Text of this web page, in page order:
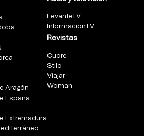
Aragón
España
Extremadura
LevanteTV
InformacionTV
Revistas
Cuore
Stilo
Viajar
Woman